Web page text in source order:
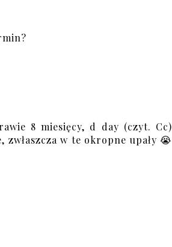
8 miesięcy, d day (czyt. Cc)
w te okropne upały 😭